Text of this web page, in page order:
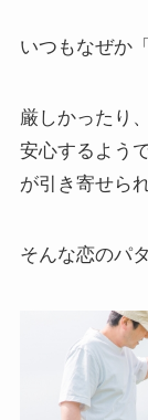
いつもなぜか
厳しかったり
安心するよう
が引き寄せら
そんな恋のパ